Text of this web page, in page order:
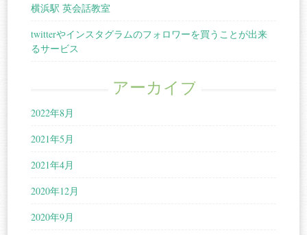
横浜駅 英会話教室
twitterやインスタグラムのフォロワーを買うことが出来
るサービス
アーカイブ
2022年8月
2021年5月
2021年4月
2020年12月
2020年9月